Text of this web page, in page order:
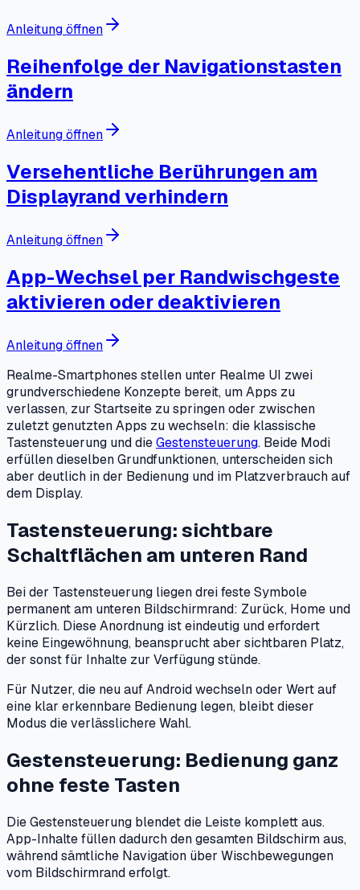
Anleitung öffnen
Reihenfolge der Navigationstasten
ändern
Anleitung öffnen
Versehentliche Berührungen am
Displayrand verhindern
Anleitung öffnen
App-Wechsel per Randwischgeste
aktivieren oder deaktivieren
Anleitung öffnen
Realme-Smartphones stellen unter Realme UI zwei
grundverschiedene Konzepte bereit, um Apps zu
verlassen, zur Startseite zu springen oder zwischen
zuletzt genutzten Apps zu wechseln: die klassische
Tastensteuerung und dieGestensteuerung. Beide Modi
erfüllen dieselben Grundfunktionen, unterscheiden sich
aber deutlich in der Bedienung und im Platzverbrauch auf
dem Display.
Tastensteuerung: sichtbare
Schaltflächen am unteren Rand
Bei der Tastensteuerung liegen drei feste Symbole
permanent am unteren Bildschirmrand: Zurück, Home und
Kürzlich. Diese Anordnung ist eindeutig und erfordert
keine Eingewöhnung, beansprucht aber sichtbaren Platz,
der sonst für Inhalte zur Verfügung stünde.
Für Nutzer, die neu auf Android wechseln oder Wert auf
eine klar erkennbare Bedienung legen, bleibt dieser
Modus die verlässlichere Wahl.
Gestensteuerung: Bedienung ganz
ohne feste Tasten
Die Gestensteuerung blendet die Leiste komplett aus.
App-Inhalte füllen dadurch den gesamten Bildschirm aus,
während sämtliche Navigation über Wischbewegungen
vom Bildschirmrand erfolgt.